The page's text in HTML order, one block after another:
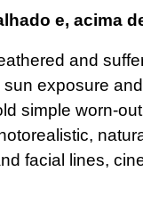
e, acima
and
exposure
simple worn-
facial lines,